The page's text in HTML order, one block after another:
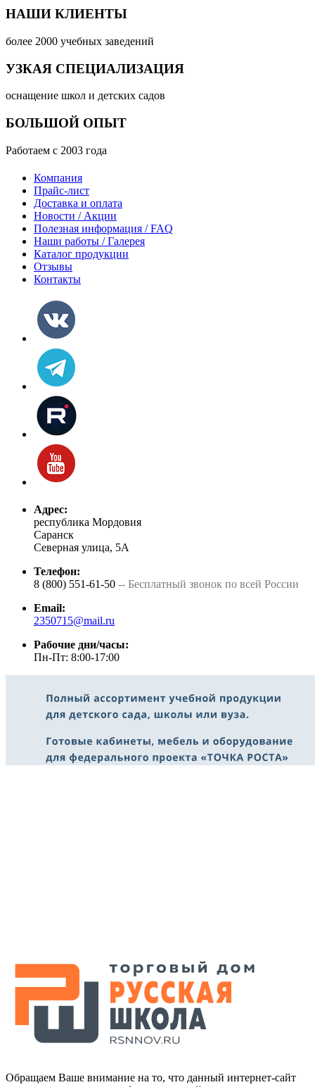
НАШИ КЛИЕНТЫ
более 2000 учебных заведений
УЗКАЯ СПЕЦИАЛИЗАЦИЯ
оснащение школ и детских садов
БОЛЬШОЙ ОПЫТ
Работаем с 2003 года
Компания
Прайс-лист
Доставка и оплата
Новости / Акции
Полезная информация / FAQ
Наши работы / Галерея
Каталог продукции
Отзывы
Контакты
Адрес:
республика Мордовия
Саранск
Северная улица, 5А
Телефон:
8 (800) 551-61-50 -- Бесплатный звонок по всей России
Email:
2350715@mail.ru
Рабочие дни/часы:
Пн-Пт: 8:00-17:00
Обращаем Ваше внимание на то, что данный интернет-сайт